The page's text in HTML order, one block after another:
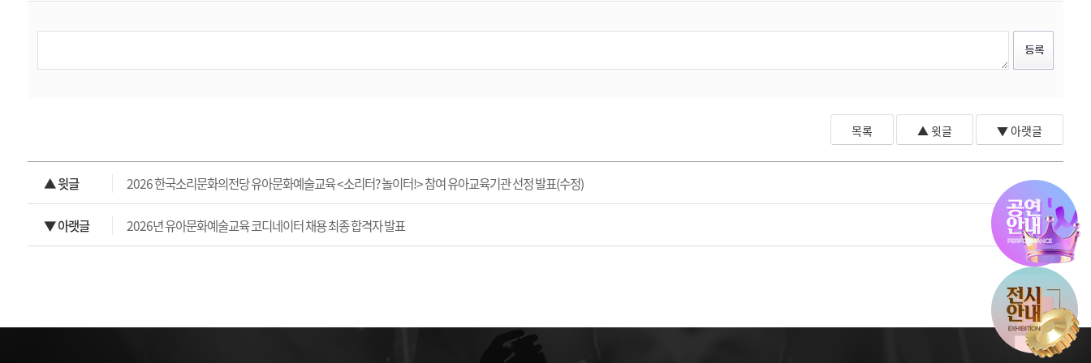
목록 ▲ 윗글 ▼ 아랫글
▲ 윗글 2026 한국소리문화의전당 유아문화예술교육 <소리터? 놀이터!> 참여 유아교육기관 선정 발표(수정)
▼ 아랫글 2026년 유아문화예술교육 코디네이터 채용 최종 합격자 발표